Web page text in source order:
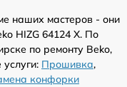
наших мастеров - они
HIZG 64124 X. По
по ремонту Beko,
Прошивка,
конфорки